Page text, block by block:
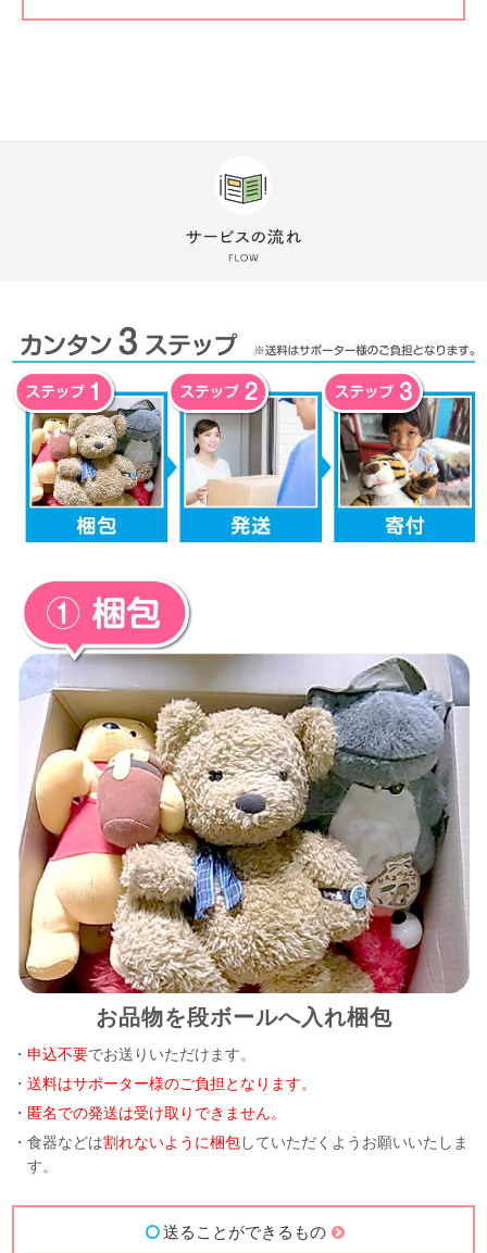
お品物を段ボールへ入れ梱包
・申込不要でお送りいただけます。
・送料はサポーター様のご負担となります。
・ 匿名での発送は受け取りできません。
・食器などは割れないように梱包していただくようお願いいたしま
す。
送ることができるもの